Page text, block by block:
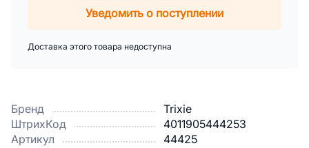
Бренд
Trixie
ШтрихКод
4011905444253
Артикул
44425
Уведомить о поступлении
Доставка этого товара недоступна